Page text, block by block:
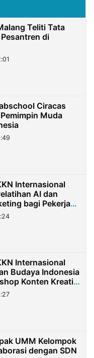
Teliti Tata
di
Ciracas
Muda
Internasional
AI dan
bagi Pekerja
di Taiwan
Internasional
Budaya Indonesia
Konten Kreatif
UMM Kelompok
dengan SDN